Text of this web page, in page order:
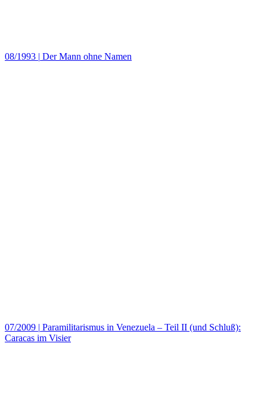
08/1993 | Der Mann ohne Namen
07/2009 | Paramilitarismus in Venezuela – Teil II (und Schluß):
Caracas im Visier